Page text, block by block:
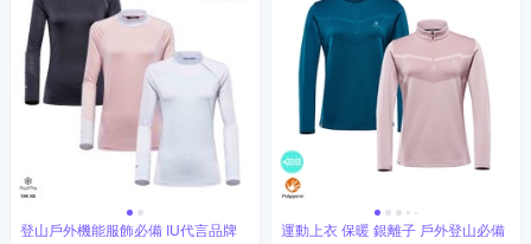
登山戶外機能服飾必備 IU代言品牌 運動上衣 保暖 銀離子 戶外登山必備